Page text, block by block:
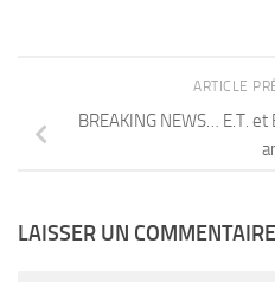
ARTICLE
BREAKING NEWS… E.T.
LAISSER UN COMMENTAIRE